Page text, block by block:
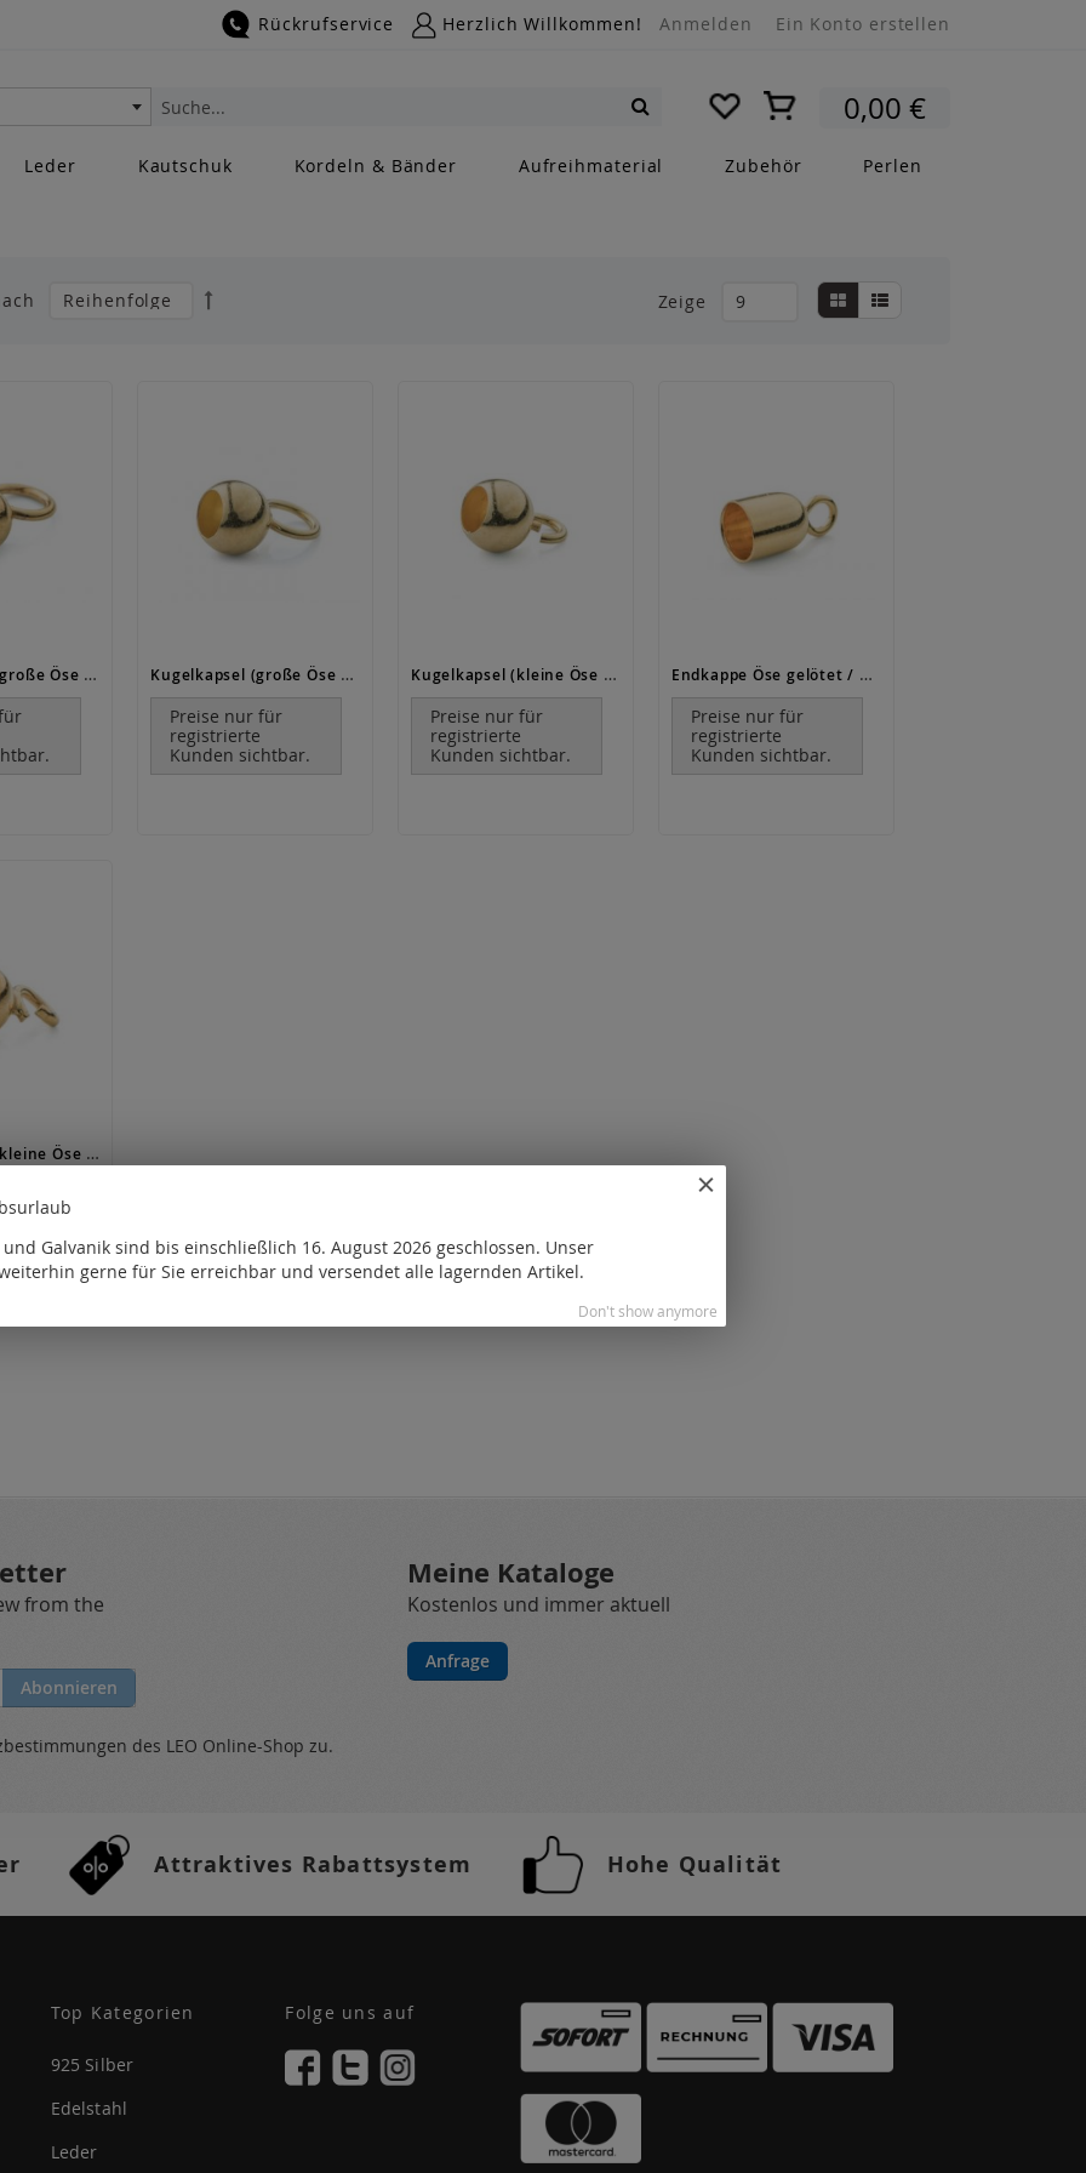
Rückrufservice Herzlich Willkommen! Anmelden Ein Konto erstellen
Mein Warenkorb
0,00 €
Suche
Leder Kautschuk Kordeln & Bänder Aufreihmaterial Zubehör Perlen
Anzeigen
Liste Liste
Zeige
Sternkapseln große Öse (gelötet) / Gold
Kugelkapsel (große Öse geschlossen) / Gold
Preise nur für
registrierte
Kunden sichtbar.
Kugelkapsel (kleine Öse offen) / Gold
Preise nur für
registrierte
Kunden sichtbar.
Endkappe Öse gelötet / Gold
Preise nur für
registrierte
Kunden sichtbar.
Sternkapseln kleine Öse (offen) / Gold
from the
Abonnieren
Meine Kataloge
Kostenlos und immer aktuell
Anfrage
des LEO Online-Shop zu.
Attraktives Rabattsystem Hohe Qualität
Top Kategorien
925 Silber
Edelstahl
Leder
Folge uns auf
Galvanik sind bis einschließlich 16. August 2026 geschlossen. Unser
gerne für Sie erreichbar und versendet alle lagernden Artikel.
Don't show anymore